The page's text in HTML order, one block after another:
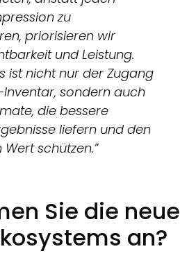
zu
priorisieren wir
und Leistung.
ist nicht nur der Zugang
sondern auch
die bessere
liefern und den
schützen.”
Sie die neue
an?